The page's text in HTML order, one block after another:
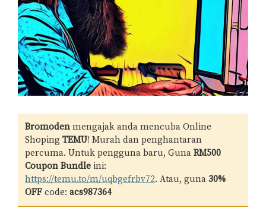
Bromoden mengajak anda mencuba Online
ShopingTEMU! Murah dan penghantaran
percuma. Untuk pengguna baru, GunaRM500
Coupon Bundle ini:
https://temu.to/m/uqbgefrbv72. Atau, guna30%
OFF code:acs987364